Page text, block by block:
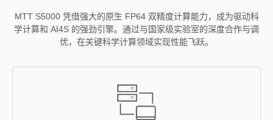
MTT S5000 凭借强大的原生 FP64 双精度计算能力，成为驱动科
学计算和 AI4S 的强劲引擎。通过与国家级实验室的深度合作与调
优，在关键科学计算领域实现性能飞跃。